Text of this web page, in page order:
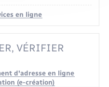
en ligne
VÉRIFIER
d'adresse en ligne
(e-création)